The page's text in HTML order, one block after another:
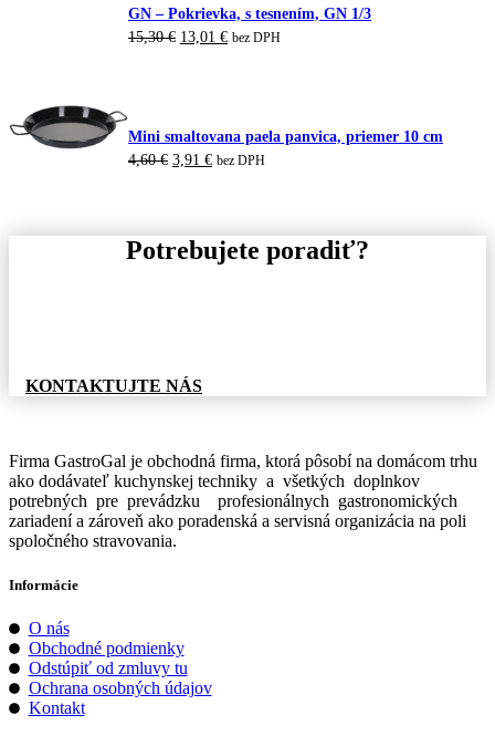
GN – Pokrievka, s tesnením, GN 1/3
15,30€ Pôvodná
13,01 €Aktuálna
bez DPH
Mini smaltovana paela panvica, priemer 10 cm
4,60€ Pôvodná
3,91 €Aktuálna
bez DPH
Potrebujete poradiť?
KONTAKTUJTE NÁS
Firma GastroGal je obchodná firma, ktorá pôsobí na domácom trhu
ako dodávateľ kuchynskej techniky a všetkých doplnkov
potrebných pre prevádzku profesionálnych gastronomických
zariadení a zároveň ako poradenská a servisná organizácia na poli
spoločného stravovania.
Informácie
O nás
Obchodné podmienky
Odstúpiť od zmluvy tu
Ochrana osobných údajov
Kontakt